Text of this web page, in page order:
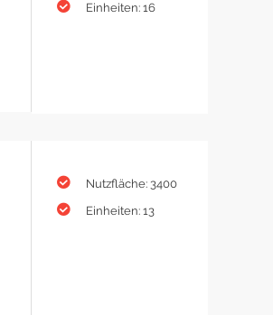
Einheiten: 16
Nutzfläche: 3400
Einheiten: 13